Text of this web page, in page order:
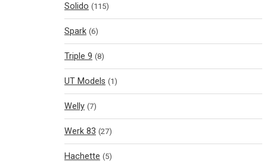
Solido (115)
Spark (6)
Triple 9 (8)
UT Models (1)
Welly (7)
Werk 83 (27)
Hachette (5)